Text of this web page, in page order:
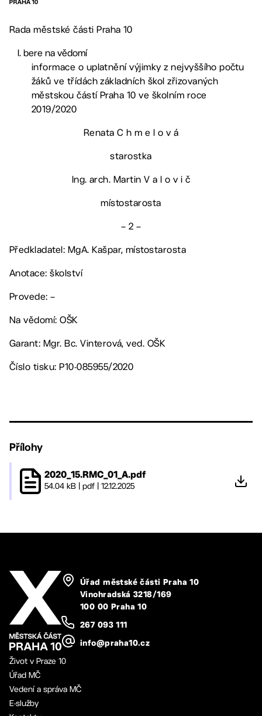
Rada městské části Praha 10
bere na vědomí
informace o uplatnění výjimky z nejvyššího počtu
žáků ve třídách základních škol zřizovaných
městskou částí Praha 10 ve školním roce
2019/2020
Renata C h m e l o v á
starostka
Ing. arch. Martin V a l o v i č
místostarosta
– 2 –
Předkladatel: MgA. Kašpar, místostarosta
Anotace: školství
Provede: –
Na vědomí: OŠK
Garant: Mgr. Bc. Vinterová, ved. OŠK
Číslo tisku: P10-085955/2020
Přílohy
2020_15.RMC_01_A.pdf
54.04 kB pdf 12.12.2025
Úřad městské části Praha 10
Vinohradská 3218/169
100 00 Praha 10
267 093 111
info@praha10.cz
Život v Praze 10
Úřad MČ
Vedení a správa MČ
E-služby